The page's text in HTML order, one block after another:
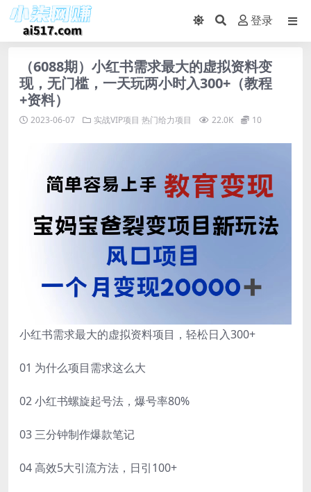
登录
（6088期）小红书需求最大的虚拟资料变
现，无门槛，一天玩两小时入300+（教程
+资料）
2023-06-07 实战VIP项目 热门给力项目 22.0K 10
小红书需求最大的虚拟资料项目，轻松日入300+
01 为什么项目需求这么大
02 小红书螺旋起号法，爆号率80%
03 三分钟制作爆款笔记
04 高效5大引流方法，日引100+